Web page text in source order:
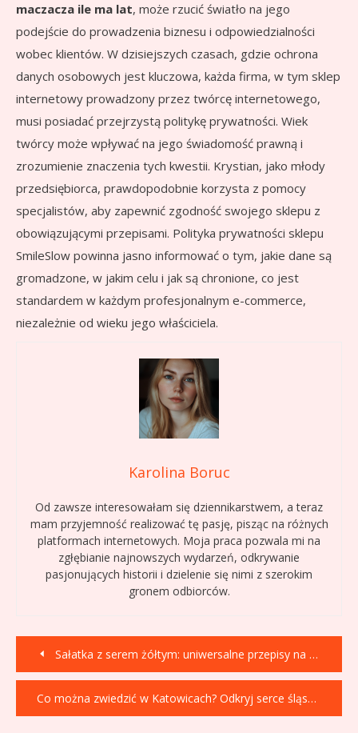
maczacza ile ma lat, może rzucić światło na jego
podejście do prowadzenia biznesu i odpowiedzialności
wobec klientów. W dzisiejszych czasach, gdzie ochrona
danych osobowych jest kluczowa, każda firma, w tym sklep
internetowy prowadzony przez twórcę internetowego,
musi posiadać przejrzystą politykę prywatności. Wiek
twórcy może wpływać na jego świadomość prawną i
zrozumienie znaczenia tych kwestii. Krystian, jako młody
przedsiębiorca, prawdopodobnie korzysta z pomocy
specjalistów, aby zapewnić zgodność swojego sklepu z
obowiązującymi przepisami. Polityka prywatności sklepu
SmileSlow powinna jasno informować o tym, jakie dane są
gromadzone, w jakim celu i jak są chronione, co jest
standardem w każdym profesjonalnym e-commerce,
niezależnie od wieku jego właściciela.
Karolina Boruc
Od zawsze interesowałam się dziennikarstwem, a teraz
mam przyjemność realizować tę pasję, pisząc na różnych
platformach internetowych. Moja praca pozwala mi na
zgłębianie najnowszych wydarzeń, odkrywanie
pasjonujących historii i dzielenie się nimi z szerokim
gronem odbiorców.
Nawigacja
wpisu
Sałatka z serem żółtym: uniwersalne przepisy na każdą okazję
Co można zwiedzić w Katowicach? Odkryj serce śląska!